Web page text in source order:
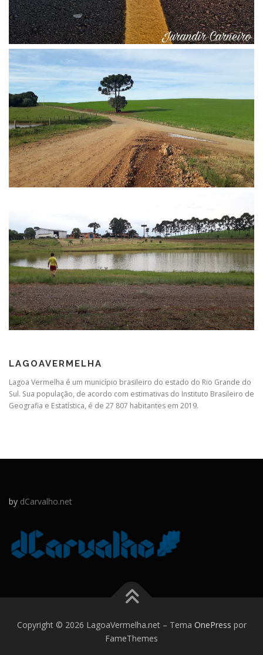
LAGOAVERMELHA
Lagoa Vermelha é um município brasileiro do estado do Rio Grande do
Sul. Sua população, de acordo com estimativas do Instituto Brasileiro de
Geografia e Estatística, é de 27 807 habitantes em 2019.
by dCarvalho.net
Copyright © 2026 LagoaVermelha.net – Tema OnePress por
FameThemes